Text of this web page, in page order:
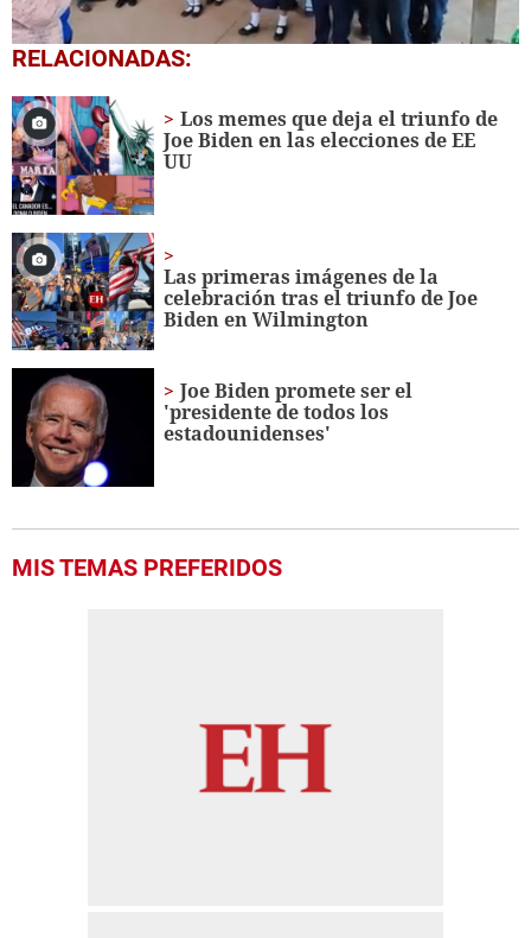
0
seconds
1
minute,
56
seconds
RELACIONADAS:
Los memes que deja el triunfo de
Joe Biden en las elecciones de EE
UU
Las primeras imágenes de la
celebración tras el triunfo de Joe
Biden en Wilmington
Joe Biden promete ser el
'presidente de todos los
estadounidenses'
MIS TEMAS PREFERIDOS